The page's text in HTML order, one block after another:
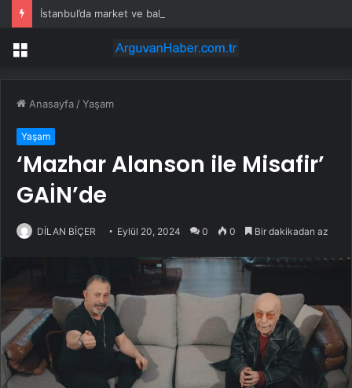
Menü
Anasayfa /Yaşam
Yaşam
‘Mazhar Alanson ile Misafir’
GAİN’de
DİLAN BİÇER Eylül 20, 2024 0 0 Bir dakikadan az